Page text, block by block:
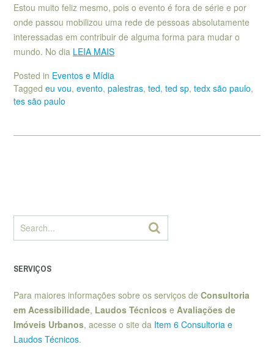
Estou muito feliz mesmo, pois o evento é fora de série e por
onde passou mobilizou uma rede de pessoas absolutamente
interessadas em contribuir de alguma forma para mudar o
mundo. No dia LEIA MAIS
Posted in Eventos e Mídia
Tagged eu vou, evento, palestras, ted, ted sp, tedx são paulo,
tes são paulo
SERVIÇOS
Para maiores informações sobre os serviços de Consultoria
em Acessibilidade, Laudos Técnicos e Avaliações de
Imóveis Urbanos, acesse o site da Item 6 Consultoria e
Laudos Técnicos.